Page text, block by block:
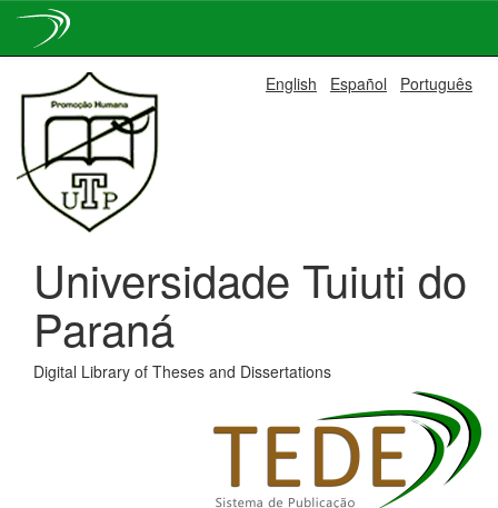
navigation
English Español Português
Universidade Tuiuti do
Paraná
Digital Library of Theses and Dissertations